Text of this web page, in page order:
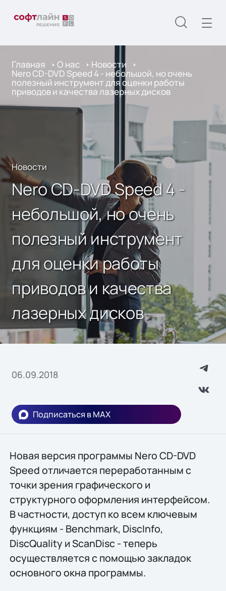
Главная О нас Новости
Nero CD-DVD Speed 4 - небольшой, но очень
полезный инструмент для оценки работы
приводов и качества лазерных дисков
Новости
Nero CD-DVD Speed 4 -
небольшой, но очень
полезный инструмент
для оценки работы
приводов и качества
лазерных дисков
06.09.2018
Подписаться в MAX
Новая версия программы Nero CD-DVD
Speed отличается переработанным с
точки зрения графического и
структурного оформления интерфейсом.
В частности, доступ ко всем ключевым
функциям - Benchmark, DiscInfo,
DiscQuality и ScanDisc - теперь
осуществляется с помощью закладок
основного окна программы.